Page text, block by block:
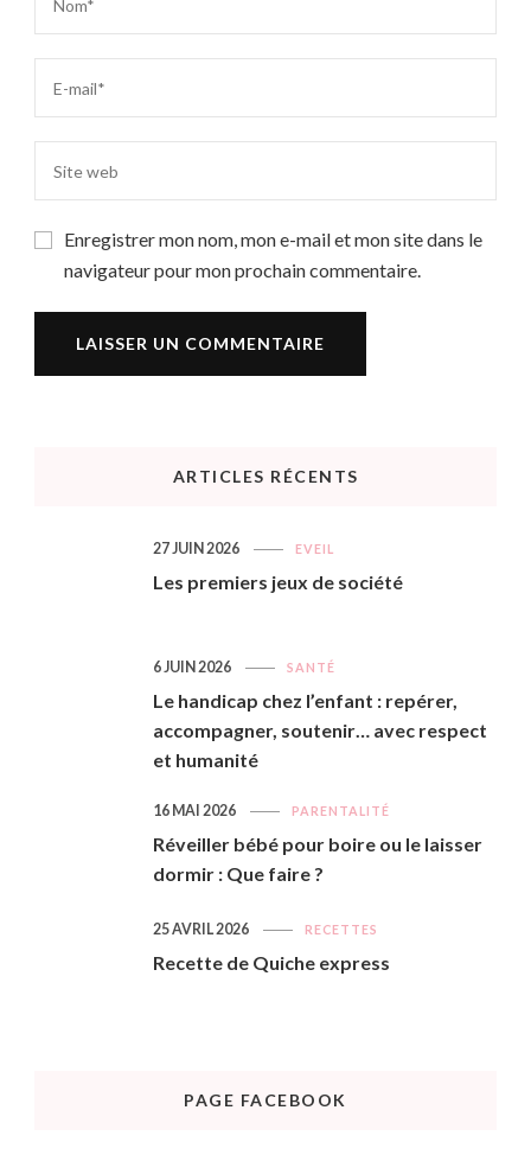
Enregistrer mon nom, mon e-mail et mon site dans le
navigateur pour mon prochain commentaire.
ARTICLES RÉCENTS
EVEIL
Les premiers jeux de société
27 JUIN 2026
SANTÉ
Le handicap chez l’enfant : repérer,
accompagner, soutenir… avec respect
et humanité
6 JUIN 2026
PARENTALITÉ
Réveiller bébé pour boire ou le laisser
dormir : Que faire ?
16 MAI 2026
RECETTES
Recette de Quiche express
25 AVRIL 2026
PAGE FACEBOOK